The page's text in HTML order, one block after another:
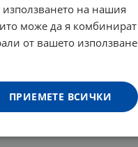
на нашия
може да я комбинират
от вашето използване
ПРИЕМЕТЕ ВСИЧКИ